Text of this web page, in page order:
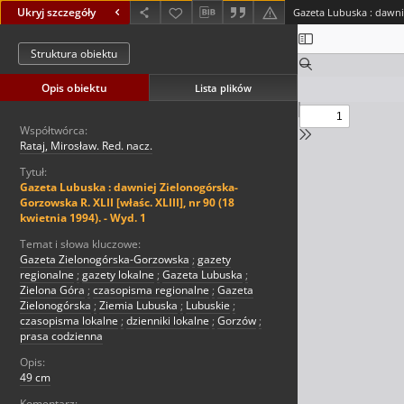
Ukryj szczegóły
Struktura obiektu
Opis obiektu Lista plików
Współtwórca:
Rataj, Mirosław. Red. nacz.
Tytuł:
Gazeta Lubuska : dawniej Zielonogórska-
Gorzowska R. XLII [właśc. XLIII], nr 90 (18
kwietnia 1994). - Wyd. 1
Temat i słowa kluczowe:
Gazeta Zielonogórska-Gorzowska ; gazety
regionalne ; gazety lokalne ; Gazeta Lubuska ;
Zielona Góra ; czasopisma regionalne ; Gazeta
Zielonogórska ; Ziemia Lubuska ; Lubuskie ;
czasopisma lokalne ; dzienniki lokalne ; Gorzów ;
prasa codzienna
Opis:
49 cm